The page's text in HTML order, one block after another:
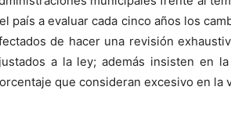
país a evaluar cada cinco años los
de hacer una revisión
a la ley; además insisten en
que consideran excesivo en la